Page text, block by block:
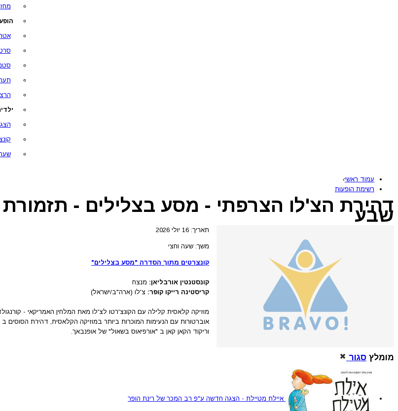
עמוד ראשי›
רשימת הופעות
דהירת הצ'לו הצרפתי - מסע בצלילים - תזמורת
שבע
תאריך: 16 יולי 2026
משך: שעה וחצי
קונצרטים מתוך הסדרה "מסע בצלילים"
קונסטנטין אורבליאן: מנצח
קריסטינה רייקו קופר: צ'לו (ארה"ב/ישראל)
מוזיקה קלאסית קלילה עם הקונצ'רטו לצ'לו מאת המלחין האמריקאי -
אוברטורות עם הנעימות המוכרות ביותר במוזיקה הקלאסית, דהירת הסוסים ב
וריקוד הקאן קאן ב "אורפיאוס בשאול" של אופנבאך.
מומלץ סגור
איילת מטיילת - הצגה חדשה ע"פ רב המכר של רינת הופר